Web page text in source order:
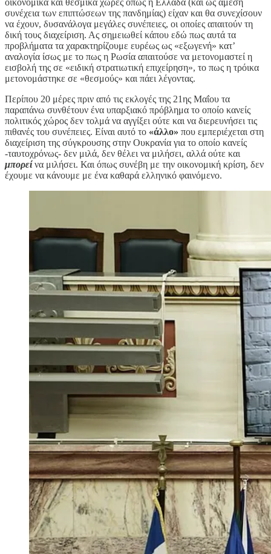
οικονομικά και θεσμικά χώρες όπως η Ελλάδα (και ως άμεση
συνέχεια των επιπτώσεων της πανδημίας) είχαν και θα συνεχίσουν
να έχουν, δυσανάλογα μεγάλες συνέπειες, οι οποίες απαιτούν τη
δική τους διαχείριση. Ας σημειωθεί κάπου εδώ πως αυτά τα
προβλήματα τα χαρακτηρίζουμε ευρέως ως «εξωγενή» κατ’
αναλογία ίσως με το πως η Ρωσία απαιτούσε να μετονομαστεί η
εισβολή της σε «ειδική στρατιωτική επιχείρηση», το πως η τρόικα
μετονομάστηκε σε «θεσμούς» και πάει λέγοντας.
Περίπου 20 μέρες πριν από τις εκλογές της 21ης Μαΐου τα
παραπάνω συνθέτουν ένα υπαρξιακό πρόβλημα το οποίο κανείς
πολιτικός χώρος δεν τολμά να αγγίξει ούτε και να διερευνήσει τις
πιθανές του συνέπειες. Είναι αυτό το «άλλο» που εμπεριέχεται στη
διαχείριση της σύγκρουσης στην Ουκρανία για το οποίο κανείς
-ταυτοχρόνως- δεν μιλά, δεν θέλει να μιλήσει, αλλά ούτε και
μπορείνα μιλήσει. Και όπως συνέβη με την οικονομική κρίση, δεν
έχουμε να κάνουμε με ένα καθαρά ελληνικό φαινόμενο.